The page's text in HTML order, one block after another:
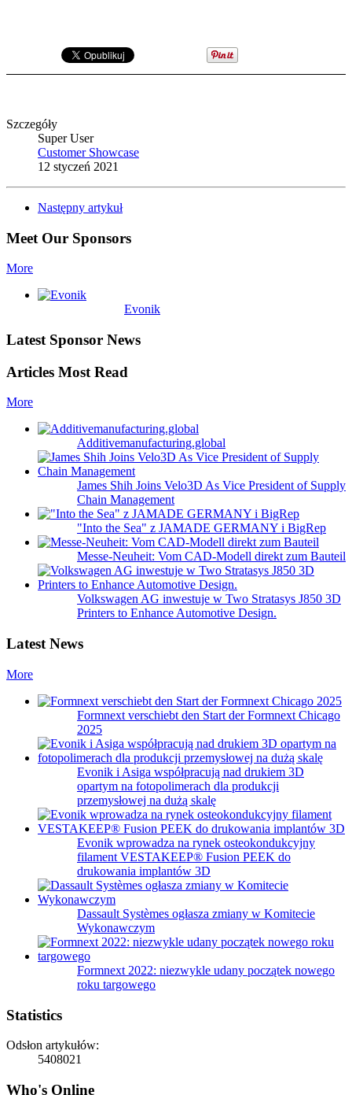
Szczegóły
Super User
Customer Showcase
12 styczeń 2021
Następny artykuł
Meet Our Sponsors
More
Evonik
Latest Sponsor News
Articles Most Read
More
Additivemanufacturing.global
James Shih Joins Velo3D As Vice President of Supply
Chain Management
"Into the Sea" z JAMADE GERMANY i BigRep
Messe-Neuheit: Vom CAD-Modell direkt zum Bauteil
Volkswagen AG inwestuje w Two Stratasys J850 3D
Printers to Enhance Automotive Design.
Latest News
More
Formnext verschiebt den Start der Formnext Chicago
2025
Evonik i Asiga współpracują nad drukiem 3D
opartym na fotopolimerach dla produkcji
przemysłowej na dużą skalę
Evonik wprowadza na rynek osteokondukcyjny
filament VESTAKEEP® Fusion PEEK do
drukowania implantów 3D
Dassault Systèmes ogłasza zmiany w Komitecie
Wykonawczym
Formnext 2022: niezwykle udany początek nowego
roku targowego
Statistics
Odsłon artykułów:
5408021
Who's Online